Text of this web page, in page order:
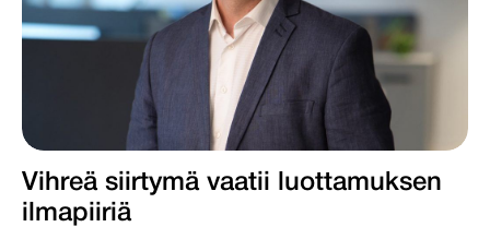
Vihreä siirtymä vaatii luottamuksen
ilmapiiriä